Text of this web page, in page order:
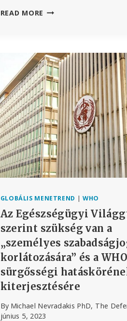
READ MORE AZ
TERJESZT
ELŐ
A
WHO,
A
WEF
ÉS
A
PROGRAMOK
FINANSZÍROZÁSÁNAK
MEGSZÜNTETÉSÉRE
GLOBÁLIS MENETREND | WHO
Az Egészségügyi
szerint szükség van a
„személyes
korlátozására” és a WHO
sürgősségi
kiterjesztésére
By Michael Nevradakis PhD, The
június 5, 2023